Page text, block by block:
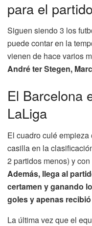
para el partido
Siguen siendo 3 los
puede contar en la
vienen de hace varios
André ter Stegen,
El Barcelona
LaLiga
El cuadro culé
casilla en la
2 partidos menos) y
Además, llega al
certamen y ganando
goles y apenas
La última vez que el